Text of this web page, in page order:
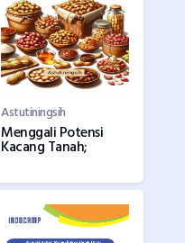
Astutiningsih
Menggali Potensi
Kacang Tanah;